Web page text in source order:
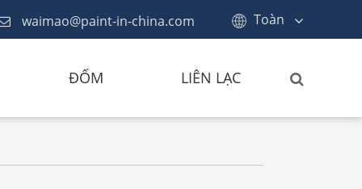
waimao@paint-in-china.com Toàn
ĐỐM LIÊN LẠC